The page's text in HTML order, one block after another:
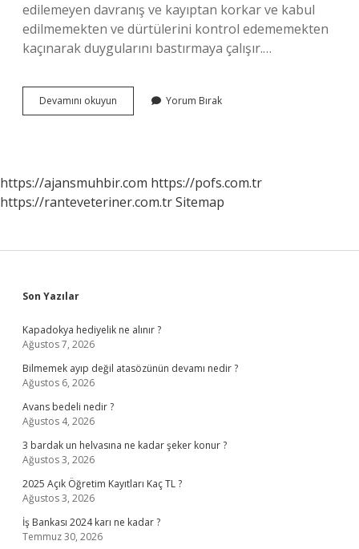
edilemeyen davranış ve kayıptan korkar ve kabul
edilmemekten ve dürtülerini kontrol edememekten
kaçınarak duygularını bastırmaya çalışır.…
Devamını okuyun Bastırılan
Duygular
Yorum Bırak
https://ajansmuhbir.com https://pofs.com.tr
https://ranteveteriner.com.trSitemap
Sidebar
Son Yazılar
Kapadokya hediyelik ne alınır ?
Ağustos 7, 2026
Bilmemek ayıp değil atasözünün devamı nedir ?
Ağustos 6, 2026
Avans bedeli nedir ?
Ağustos 4, 2026
3 bardak un helvasına ne kadar şeker konur ?
Ağustos 3, 2026
2025 Açık Öğretim Kayıtları Kaç TL ?
Ağustos 3, 2026
İş Bankası 2024 karı ne kadar ?
Temmuz 30, 2026